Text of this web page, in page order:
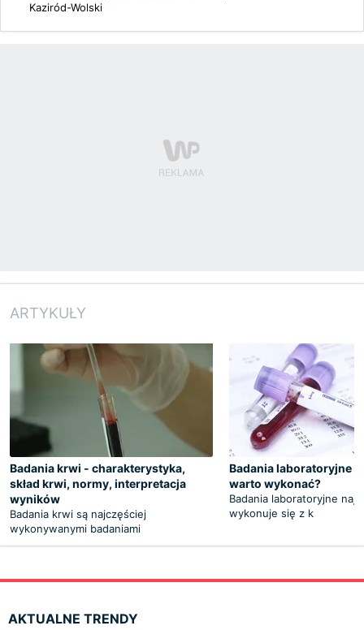
Kaziród-Wolski
ARTYKUŁY
Badania krwi - charakterystyka,
skład krwi, normy, interpretacja
wyników
Badania krwi są najczęściej
wykonywanymi badaniami
Badania laboratoryjne -
warto wykonać?
Badania laboratoryjne
wykonuje się z k
AKTUALNE TRENDY